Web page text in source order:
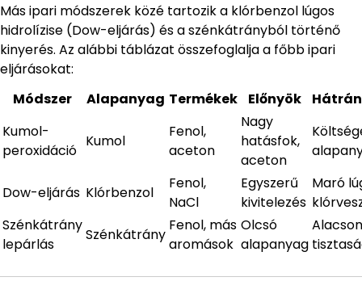
Más ipari módszerek közé tartozik a klórbenzol lúgos
hidrolízise (Dow-eljárás) és a szénkátrányból történő
kinyerés. Az alábbi táblázat összefoglalja a főbb ipari
eljárásokat:
Módszer
Alapanyag Termékek Előnyök
Kumol-
peroxidáció
Kumol
Fenol,
aceton
Nagy
hatásfok,
aceton
Dow-eljárás Klórbenzol
Fenol,
NaCl
Egyszerű
kivitelezés
Maró
Szénkátrány
lepárlás
Szénkátrány
Fenol, más
aromások
Olcsó
alapanyag